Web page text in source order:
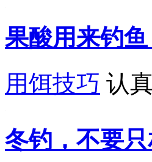
果酸用来钓
用饵技巧 认
冬钓，不要